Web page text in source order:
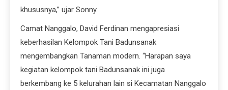
khususnya,” ujar Sonny.
Camat Nanggalo, David Ferdinan mengapresiasi
keberhasilan Kelompok Tani Badunsanak
mengembangkan Tanaman modern. “Harapan saya
kegiatan kelompok tani Badunsanak ini juga
berkembang ke 5 kelurahan lain si Kecamatan Nanggalo